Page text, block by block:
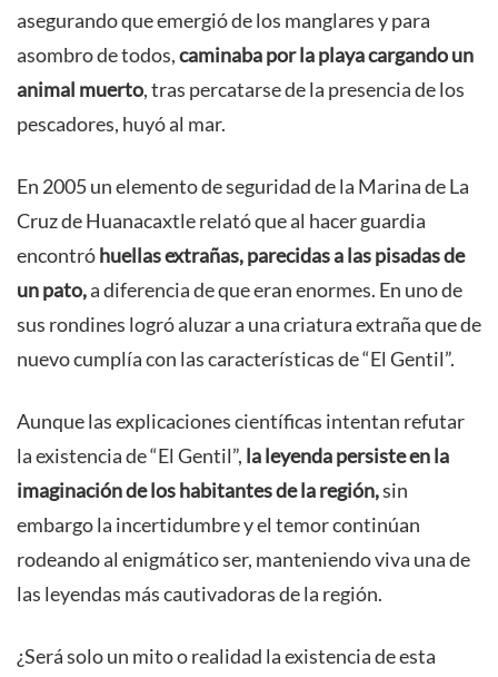
asegurando que emergió de los manglares y para
asombro de todos,caminaba por la playa cargando un
animal muerto, tras percatarse de la presencia de los
pescadores, huyó al mar.
En 2005 un elemento de seguridad de la Marina de La
Cruz de Huanacaxtle relató que al hacer guardia
encontróhuellas extrañas, parecidas a las pisadas de
un pato,a diferencia de que eran enormes. En uno de
sus rondines logró aluzar a una criatura extraña que de
nuevo cumplía con las características de “El Gentil”.
Aunque las explicaciones científicas intentan refutar
la existencia de “El Gentil”, la leyenda persiste en la
imaginación de los habitantes de la región,sin
embargo la incertidumbre y el temor continúan
rodeando al enigmático ser, manteniendo viva una de
las leyendas más cautivadoras de la región.
¿Será solo un mito o realidad la existencia de esta